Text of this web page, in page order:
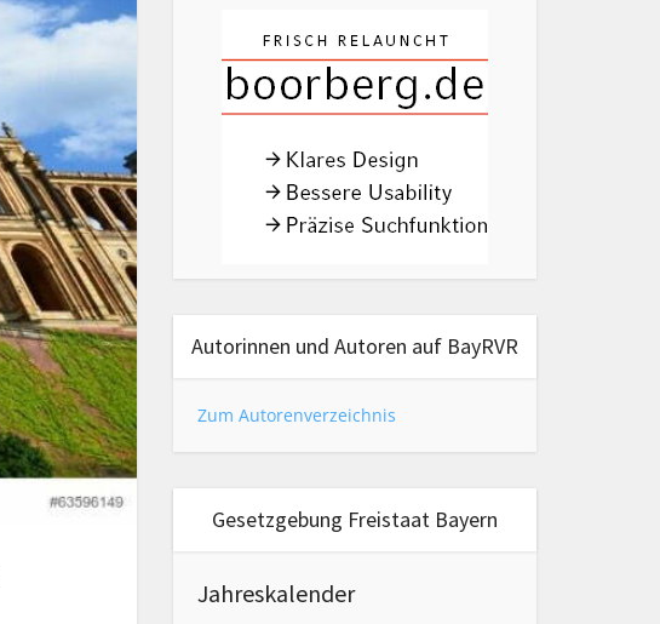
Autorinnen und Autoren auf BayRVR
Zum Autorenverzeichnis
Gesetzgebung Freistaat Bayern
Jahreskalender